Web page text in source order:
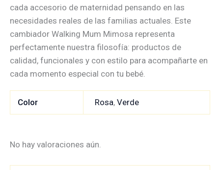
cada accesorio de maternidad pensando en las
necesidades reales de las familias actuales. Este
cambiador Walking Mum Mimosa representa
perfectamente nuestra filosofía: productos de
calidad, funcionales y con estilo para acompañarte en
cada momento especial con tu bebé.
Color Rosa, Verde
No hay valoraciones aún.